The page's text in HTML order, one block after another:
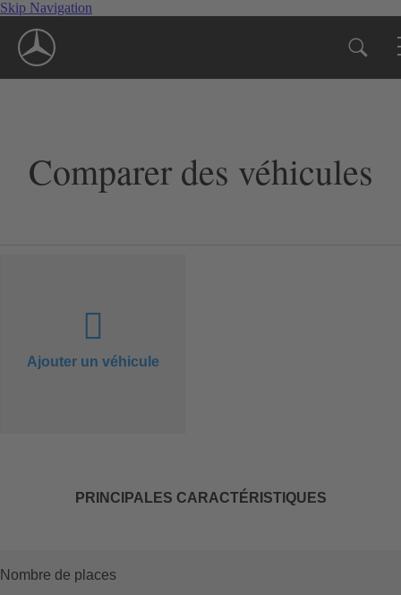
Skip Navigation
Comparer des véhicules
Ajouter un véhicule
PRINCIPALES CARACTÉRISTIQUES
Nombre de places